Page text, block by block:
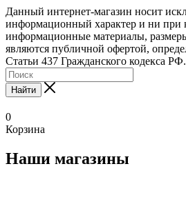
Данный интернет-магазин носит
информационный характер и ни при
информационные материалы,
являются публичной офертой,
Статьи 437 Гражданского кодекса РФ.
Найти
0
Корзина
Наши магазины